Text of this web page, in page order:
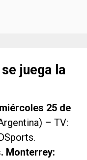
juega la
25 de
– TV:
Monterrey: